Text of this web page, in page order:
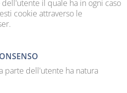
il quale ha in ogni caso
cookie attraverso le
parte dell'utente ha natura